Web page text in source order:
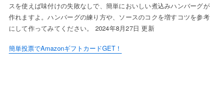
スを使えば味付けの失敗なしで、簡単においしい煮込みハンバーグが
作れますよ。ハンバーグの練り方や、ソースのコクを増すコツを参考
にして作ってみてください。 2024年8月27日 更新
簡単投票でAmazonギフトカードGET！